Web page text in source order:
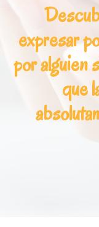
expresar
por alguien
que